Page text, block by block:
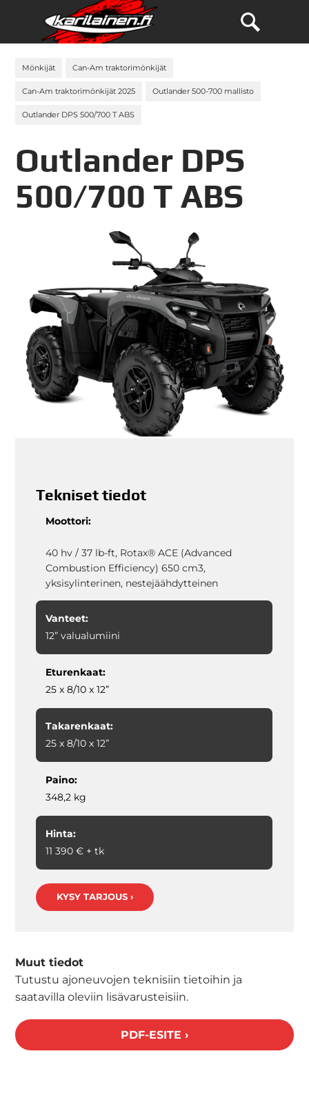
Mönkijät Can-Am traktorimönkijät
Can-Am traktorimönkijät 2025 Outlander 500-700 mallisto
Outlander DPS 500/700 T ABS
Outlander DPS
500/700 T ABS
Tekniset tiedot
Moottori:
40 hv / 37 lb-ft, Rotax® ACE (Advanced
Combustion Efficiency) 650 cm3,
yksisylinterinen, nestejäähdytteinen
Vanteet:
12” valualumiini
Eturenkaat:
25 x 8/10 x 12”
Takarenkaat:
25 x 8/10 x 12”
Paino:
348,2 kg
Hinta:
11 390 € + tk
KYSY TARJOUS ›
Muut tiedot
Tutustu ajoneuvojen teknisiin tietoihin ja
saatavilla oleviin lisävarusteisiin.
PDF-ESITE ›